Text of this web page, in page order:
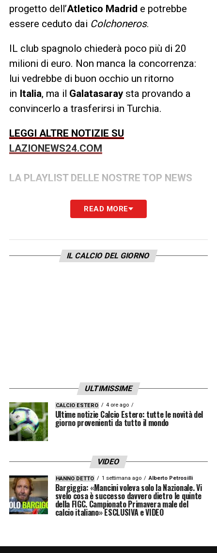
progetto dell’Atletico Madrid e potrebbe
essere ceduto dai Colchoneros.
IL club spagnolo chiederà poco più di 20
milioni di euro. Non manca la concorrenza:
lui vedrebbe di buon occhio un ritorno
in Italia, ma il Galatasaraysta provando a
convincerlo a trasferirsi in Turchia.
LEGGI ALTRE NOTIZIE SU
LAZIONEWS24.COM
LA PLAYLIST DELLE NOSTRE TOP NEWS
READ MORE
IL CALCIO DEL GIORNO
ULTIMISSIME
CALCIO ESTERO 4 ore ago
Ultime notizie Calcio Estero: tutte le novità del
giorno provenienti da tutto il mondo
VIDEO
HANNO DETTO 1 settimana ago Alberto Petrosilli
Bargiggia: «Mancini voleva solo la Nazionale. Vi
svelo cosa è successo davvero dietro le quinte
della FIGC. Campionato Primavera male del
calcio italiano» ESCLUSIVA e VIDEO